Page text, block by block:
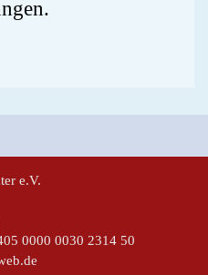
e.V.
0000 0030 2314 50